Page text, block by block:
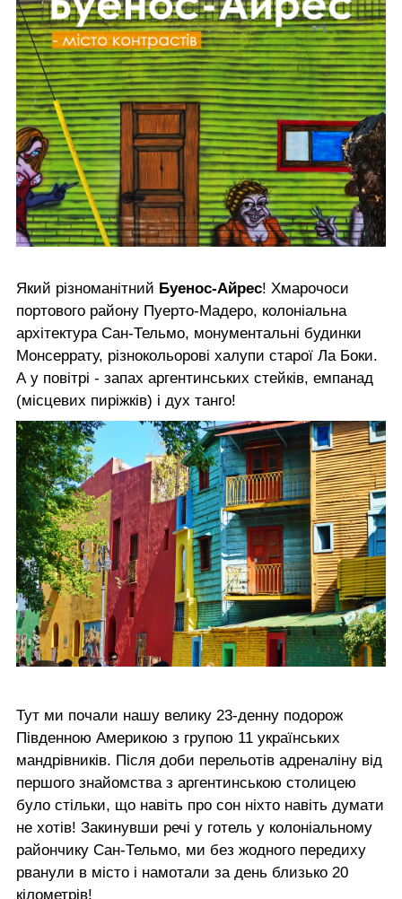
Який різноманітний Буенос-Айрес! Хмарочоси
портового району Пуерто-Мадеро, колоніальна
архітектура Сан-Тельмо, монументальні будинки
Монсеррату, різнокольорові халупи старої Ла Боки.
А у повітрі - запах аргентинських стейків, емпанад
(місцевих пиріжків) і дух танго!
Тут ми почали нашу велику 23-денну подорож
Південною Америкою з групою 11 українських
мандрівників. Після доби перельотів адреналіну від
першого знайомства з аргентинською столицею
було стільки, що навіть про сон ніхто навіть думати
не хотів! Закинувши речі у готель у колоніальному
райончику Сан-Тельмо, ми без жодного передиху
рванули в місто і намотали за день близько 20
кілометрів!